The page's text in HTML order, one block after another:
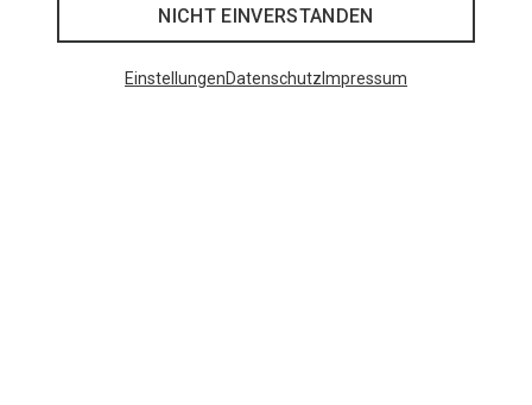
NICHT EINVERSTANDEN
EinstellungenDatenschutz Impressum